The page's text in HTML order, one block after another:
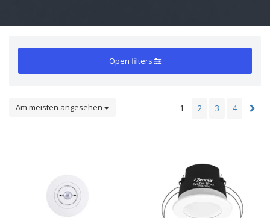
Open filters
Am meisten angesehen 1 2 3 4